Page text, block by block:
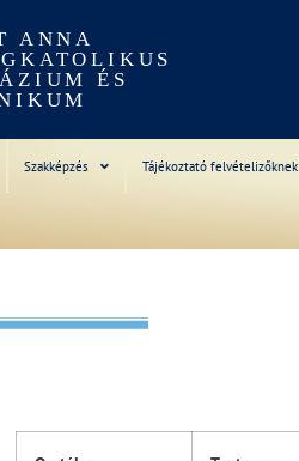
ANNA
ÉS
Szakképzés Tájékoztató felvételizőknek